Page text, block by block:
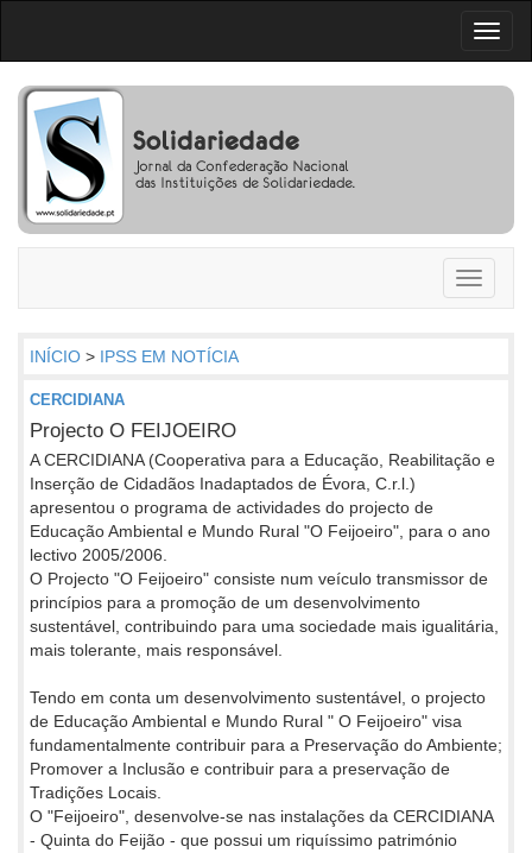
Toggle
INÍCIO > IPSS EM NOTÍCIA
CERCIDIANA
Projecto O FEIJOEIRO
A CERCIDIANA (Cooperativa para a Educação, Reabilitação e
Inserção de Cidadãos Inadaptados de Évora, C.r.l.)
apresentou o programa de actividades do projecto de
Educação Ambiental e Mundo Rural "O Feijoeiro", para o ano
lectivo 2005/2006.
O Projecto "O Feijoeiro" consiste num veículo transmissor de
princípios para a promoção de um desenvolvimento
sustentável, contribuindo para uma sociedade mais igualitária,
mais tolerante, mais responsável.
Tendo em conta um desenvolvimento sustentável, o projecto
de Educação Ambiental e Mundo Rural " O Feijoeiro" visa
fundamentalmente contribuir para a Preservação do Ambiente;
Promover a Inclusão e contribuir para a preservação de
Tradições Locais.
O "Feijoeiro", desenvolve-se nas instalações da CERCIDIANA
- Quinta do Feijão - que possui um riquíssimo património